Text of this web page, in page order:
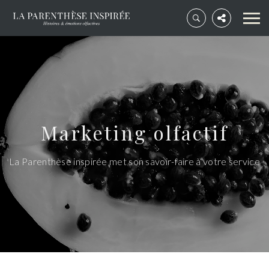
Marketing olfactif
La Parenthèse inspirée met son savoir-faire à votre service